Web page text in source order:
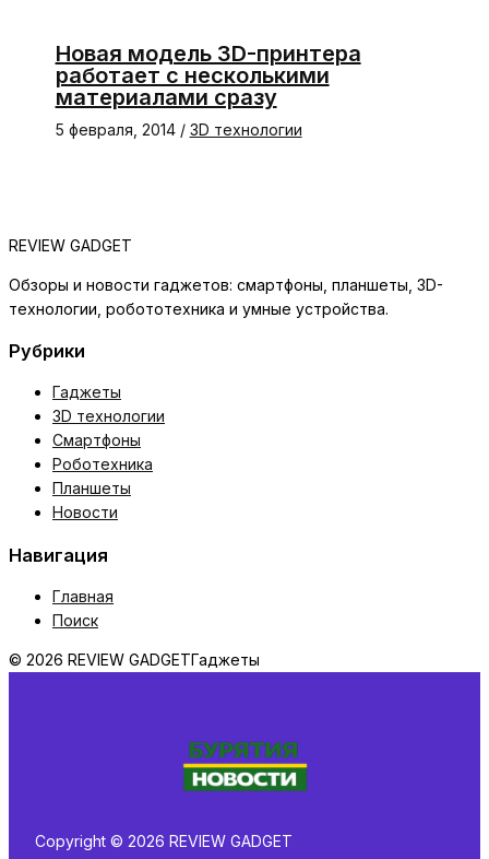
Новая модель 3D-принтера
работает с несколькими
материалами сразу
5 февраля, 2014 / 3D технологии
REVIEW GADGET
Обзоры и новости гаджетов: смартфоны, планшеты, 3D-
технологии, робототехника и умные устройства.
Рубрики
Гаджеты
3D технологии
Смартфоны
Роботехника
Планшеты
Новости
Навигация
Главная
Поиск
© 2026 REVIEW GADGETГаджеты
Copyright © 2026 REVIEW GADGET